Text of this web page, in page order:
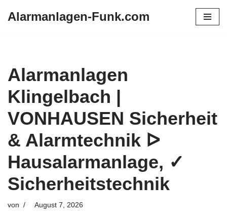
Alarmanlagen-Funk.com
Alarmanlagen
Klingelbach |
VONHAUSEN Sicherheit
& Alarmtechnik ᐅ
Hausalarmanlage, ✓
Sicherheitstechnik
von August 7, 2026